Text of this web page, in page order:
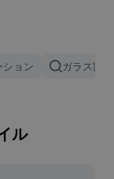
ション ガラス割
ル